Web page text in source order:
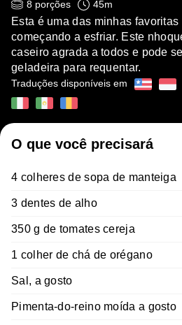
8 porções 45m
Esta é uma das minhas
começando a esfriar. Este
caseiro agrada a todos e pode
geladeira para requentar.
Traduções disponíveis em
O que você precisará
4 colheres de sopa de manteiga
3 dentes de alho
350 g de tomates cereja
1 colher de chá de orégano
Sal, a gosto
Pimenta-do-reino moída a gosto